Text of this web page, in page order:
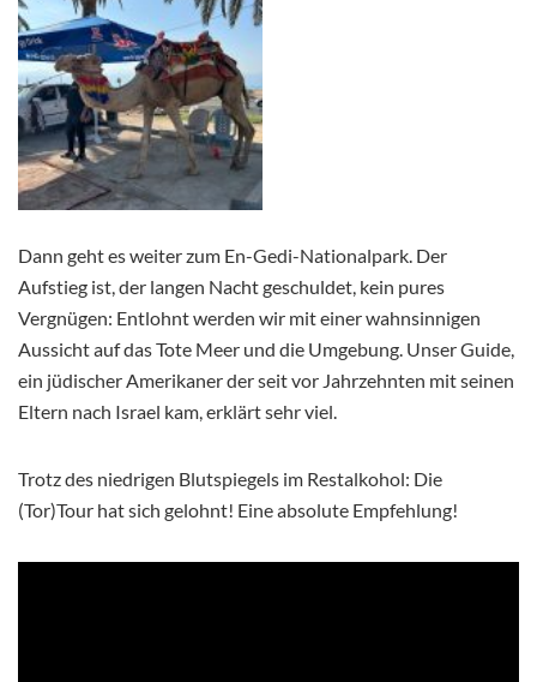
Dann geht es weiter zum En-Gedi-Nationalpark. Der
Aufstieg ist, der langen Nacht geschuldet, kein pures
Vergnügen: Entlohnt werden wir mit einer wahnsinnigen
Aussicht auf das Tote Meer und die Umgebung. Unser Guide,
ein jüdischer Amerikaner der seit vor Jahrzehnten mit seinen
Eltern nach Israel kam, erklärt sehr viel.
Trotz des niedrigen Blutspiegels im Restalkohol: Die
(Tor)Tour hat sich gelohnt! Eine absolute Empfehlung!